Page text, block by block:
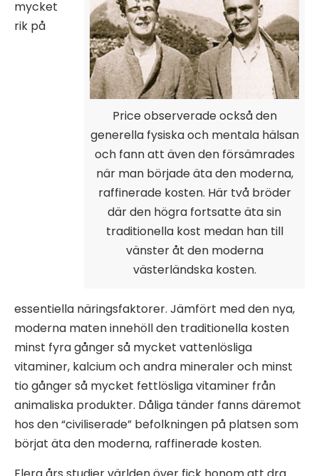
Price observerade också den
generella fysiska och mentala hälsan
och fann att även den försämrades
när man började äta den moderna,
raffinerade kosten. Här två bröder
där den högra fortsatte äta sin
traditionella kost medan han till
vänster åt den moderna
västerländska kosten.
mycket
rik på
essentiella näringsfaktorer. Jämfört med den nya,
moderna maten innehöll den traditionella kosten
minst fyra gånger så mycket vattenlösliga
vitaminer, kalcium och andra mineraler och minst
tio gånger så mycket fettlösliga vitaminer från
animaliska produkter. Dåliga tänder fanns däremot
hos den “civiliserade” befolkningen på platsen som
börjat äta den moderna, raffinerade kosten.